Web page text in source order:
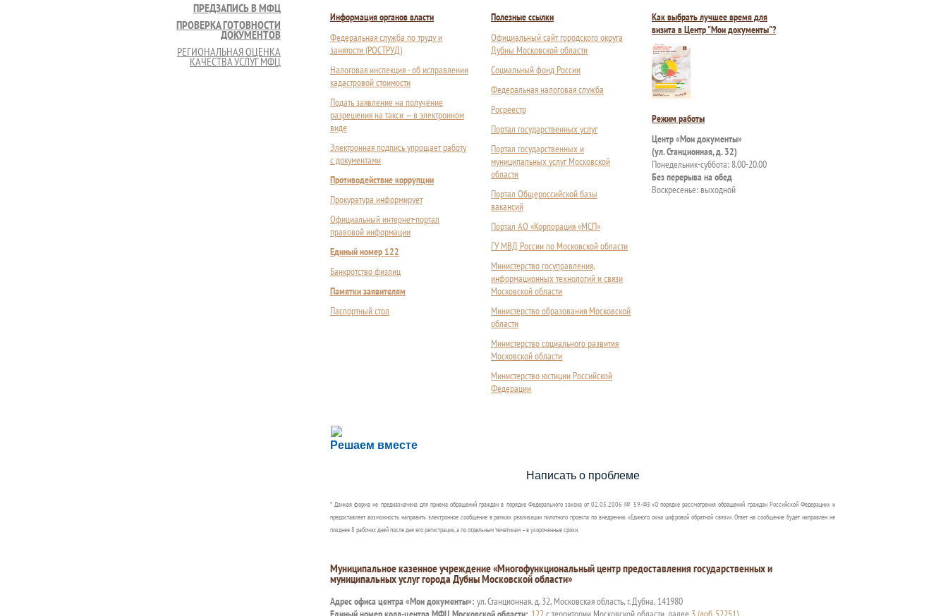
ПРЕДЗАПИСЬ В МФЦ
ПРОВЕРКА ГОТОВНОСТИ
ДОКУМЕНТОВ
РЕГИОНАЛЬНАЯ ОЦЕНКА
КАЧЕСТВА УСЛУГ МФЦ
Информация органов власти
Федеральная служба по труду и
занятости (РОСТРУД)
Налоговая инспекция - об исправлении
кадастровой стоимости
Подать заявление на получение
разрешения на такси — в электронном
виде
Электронная подпись упрощает работу
с документами
Противодействие коррупции
Прокуратура информирует
Официальный интернет-портал
правовой информации
Единый номер 122
Банкротство физлиц
Памятки заявителям
Паспортный стол
Полезные ссылки
Официальный сайт городского округа
Дубны Московской области
Социальный фонд России
Федеральная налоговая служба
Росреестр
Портал государственных услуг
Портал государственных и
муниципальных услуг Московской
области
Портал Общероссийской базы
вакансий
Портал АО «Корпорация «МСП»
ГУ МВД России по Московской области
Министерство госуправления,
информационных технологий и связи
Московской области
Министерство образования Московской
области
Министерство социального развития
Московской области
Министерство юстиции Российской
Федерации
Как выбрать лучшее время для
визита в Центр "Мои документы"?
Режим работы
Центр «Мои документы»
(ул. Станционная, д. 32)
Понедельник-суббота: 8.00-20.00
Без перерыва на обед
Воскресенье: выходной
Решаем вместе
Сложности с получением социальной выплаты или пособия?
Сообщите об этом
Написать о проблеме
* Данная форма не предназначена для приема обращений граждан в порядке Федерального закона от 02.05.2006 № 59-ФЗ «О порядке рассмотрения обращений граждан Российской Федерации» и
предоставляет возможность направить электронное сообщение в рамках реализации пилотного проекта по внедрению «Единого окна цифровой обратной связи». Ответ на сообщение будет направлен не
позднее 8 рабочих дней после дня его регистрации, а по отдельным тематикам – в укороченные сроки.
Муниципальное казенное учреждение «Многофункциональный центр предоставления государственных и
муниципальных услуг города Дубны Московской области»
Адрес офиса центра «Мои документы»: ул. Станционная, д. 32, Московская область, г. Дубна, 141980